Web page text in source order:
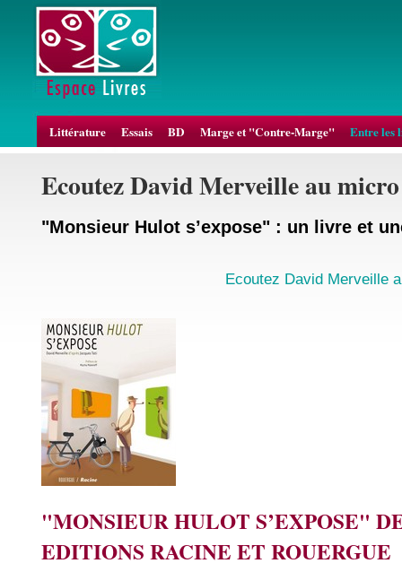
Littérature Essais BD Marge et "Contre-Marge" Entre les
Ecoutez David Merveille au
"Monsieur Hulot s’expose" : un livre et
Ecoutez David Merveille
"MONSIEUR HULOT S’EXPOSE"
EDITIONS RACINE ET ROUERGUE